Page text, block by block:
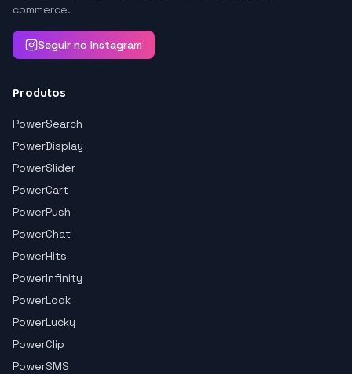
commerce.
Seguir no Instagram
Produtos
PowerSearch
PowerDisplay
PowerSlider
PowerCart
PowerPush
PowerChat
PowerHits
PowerInfinity
PowerLook
PowerLucky
PowerClip
PowerSMS